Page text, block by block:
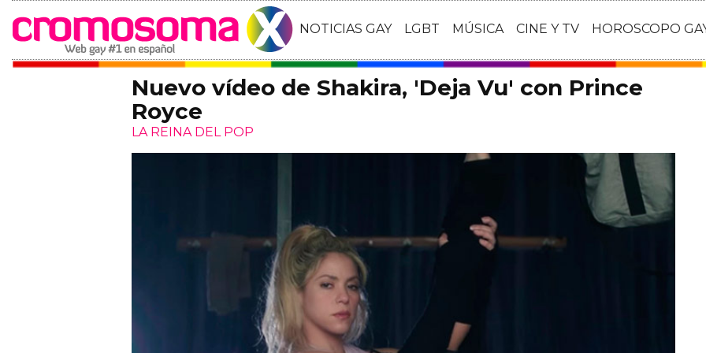
NOTICIAS GAY LGBT MÚSICA CINE Y TV HOROSCOPO
Nuevo vídeo de Shakira, 'Deja Vu' con Prince
Royce
LA REINA DEL POP